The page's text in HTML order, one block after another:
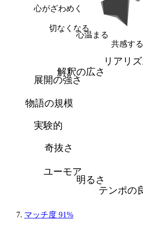
共感する
心温まる
切なくなる
心がざわめく
リアリ
テンポの
明るさ
ユーモア
奇抜さ
実験的
物語の規模
展開の強さ
解釈の広さ
マッチ度 91%